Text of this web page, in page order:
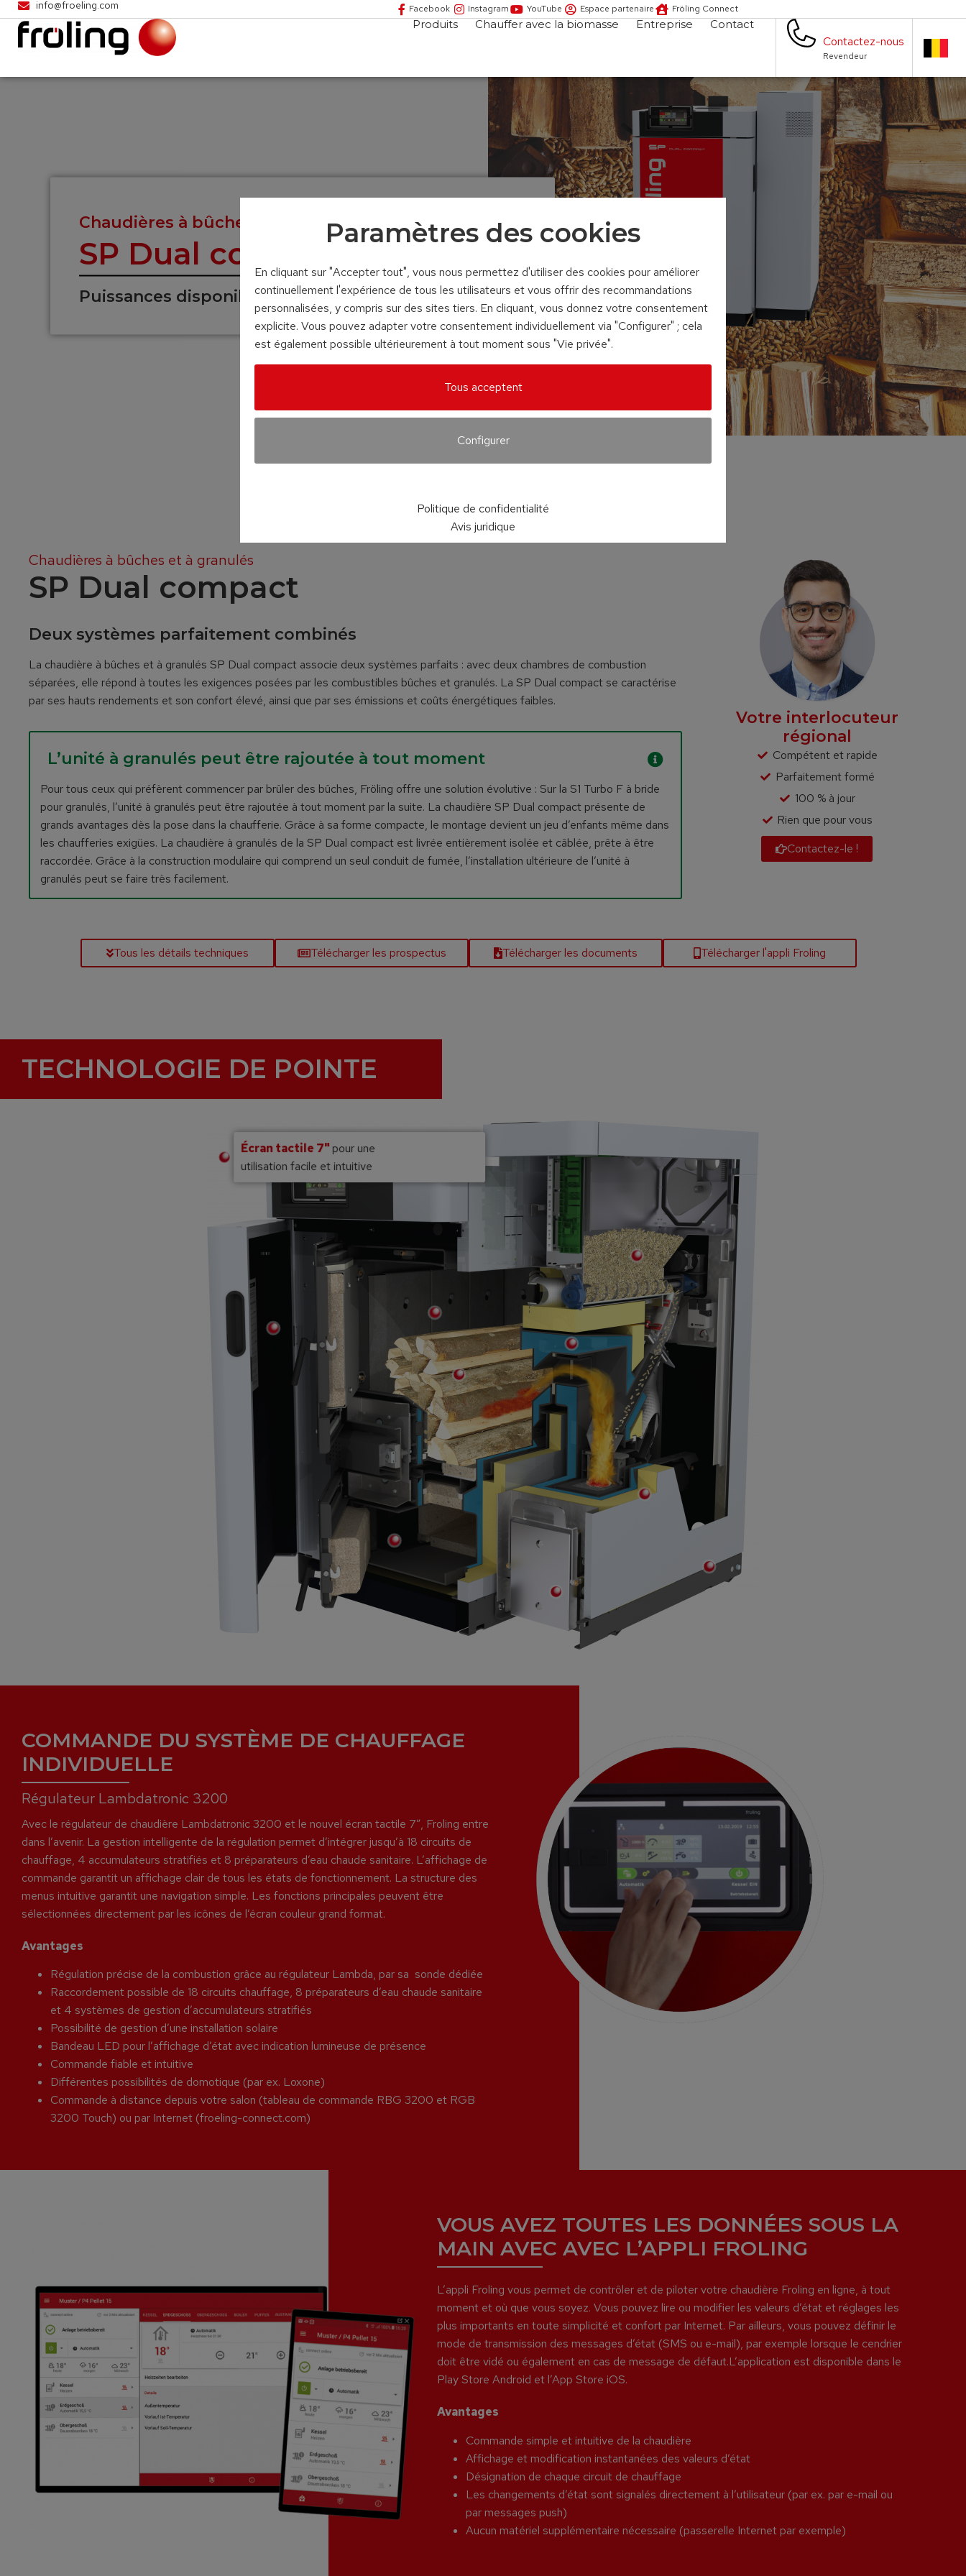
info@froeling.com Facebook Instagram YouTube Espace partenaire Fröling Connect
Produits Chauffer avec la biomasse Entreprise Contact
Contactez-nous
Revendeur
Chaudières à bûches et à granulés
SP Dual compact
Puissances disponibles : 15 et 20 kW
Chaudières à bûches et à granulés
SP Dual compact
Deux systèmes parfaitement combinés
La chaudière à bûches et à granulés SP Dual compact associe deux systèmes parfaits : avec deux chambres de combustion
séparées, elle répond à toutes les exigences posées par les combustibles bûches et granulés. La SP Dual compact se caractérise
par ses hauts rendements et son confort élevé, ainsi que par ses émissions et coûts énergétiques faibles.
L’unité à granulés peut être rajoutée à tout moment
Pour tous ceux qui préfèrent commencer par brûler des bûches, Fröling offre une solution évolutive : Sur la S1 Turbo F à bride
pour granulés, l’unité à granulés peut être rajoutée à tout moment par la suite. La chaudière SP Dual compact présente de
grands avantages dès la pose dans la chaufferie. Grâce à sa forme compacte, le montage devient un jeu d’enfants même dans
les chaufferies exigües. La chaudière à granulés de la SP Dual compact est livrée entièrement isolée et câblée, prête à être
raccordée. Grâce à la construction modulaire qui comprend un seul conduit de fumée, l’installation ultérieure de l’unité à
granulés peut se faire très facilement.
Votre interlocuteur
régional
Compétent et rapide
Parfaitement formé
100 % à jour
Rien que pour vous
Contactez-le !
Tous les détails techniques Télécharger les prospectus Télécharger les documents Télécharger l'appli Froling
TECHNOLOGIE DE POINTE
Écran tactile 7" pour une
utilisation facile et intuitive
COMMANDE DU SYSTÈME DE CHAUFFAGE
INDIVIDUELLE
Régulateur Lambdatronic 3200
Avec le régulateur de chaudière Lambdatronic 3200 et le nouvel écran tactile 7”, Froling entre
dans l’avenir. La gestion intelligente de la régulation permet d’intégrer jusqu’à 18 circuits de
chauffage, 4 accumulateurs stratifiés et 8 préparateurs d’eau chaude sanitaire. L’affichage de
commande garantit un affichage clair de tous les états de fonctionnement. La structure des
menus intuitive garantit une navigation simple. Les fonctions principales peuvent être
sélectionnées directement par les icônes de l’écran couleur grand format.
Avantages
Régulation précise de la combustion grâce au régulateur Lambda, par sa sonde dédiée
Raccordement possible de 18 circuits chauffage, 8 préparateurs d’eau chaude sanitaire
et 4 systèmes de gestion d’accumulateurs stratifiés
Possibilité de gestion d’une installation solaire
Bandeau LED pour l’affichage d’état avec indication lumineuse de présence
Commande fiable et intuitive
Différentes possibilités de domotique (par ex. Loxone)
Commande à distance depuis votre salon (tableau de commande RBG 3200 et RGB
3200 Touch) ou par Internet (froeling-connect.com)
VOUS AVEZ TOUTES LES DONNÉES SOUS LA
MAIN AVEC AVEC L’APPLI FROLING
L’appli Froling vous permet de contrôler et de piloter votre chaudière Froling en ligne, à tout
moment et où que vous soyez. Vous pouvez lire ou modifier les valeurs d’état et réglages les
plus importants en toute simplicité et confort par Internet. Par ailleurs, vous pouvez définir le
mode de transmission des messages d’état (SMS ou e-mail), par exemple lorsque le cendrier
doit être vidé ou également en cas de message de défaut.L’application est disponible dans le
Play Store Android et l’App Store iOS.
Avantages
Commande simple et intuitive de la chaudière
Affichage et modification instantanées des valeurs d’état
Désignation de chaque circuit de chauffage
Les changements d’état sont signalés directement à l’utilisateur (par ex. par e-mail ou
par messages push)
Aucun matériel supplémentaire nécessaire (passerelle Internet par exemple)
Paramètres des cookies
En cliquant sur "Accepter tout", vous nous permettez d'utiliser des cookies pour améliorer
continuellement l'expérience de tous les utilisateurs et vous offrir des recommandations
personnalisées, y compris sur des sites tiers. En cliquant, vous donnez votre consentement
explicite. Vous pouvez adapter votre consentement individuellement via "Configurer" ; cela
est également possible ultérieurement à tout moment sous "Vie privée".
Tous acceptent
Configurer
Politique de confidentialité
Avis juridique